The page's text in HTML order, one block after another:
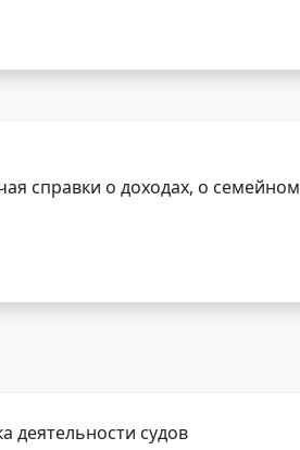
справки о доходах, о семейном
деятельности судов